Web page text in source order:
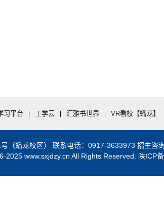
习平台 工学云 汇雅书世界 VR看校【蟠龙】
（蟠龙校区） 联系电话：0917-3633973 招生咨
2025 www.sxjdzy.cn All Rights Reserved. 陕ICP